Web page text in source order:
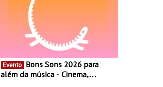
Evento
além da música - Cinema,